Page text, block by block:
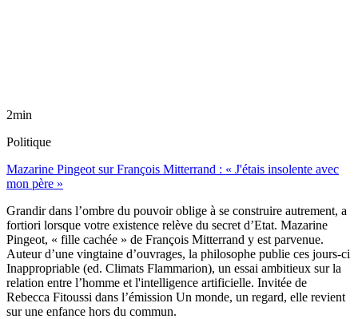
2min
Politique
Mazarine Pingeot sur François Mitterrand : « J'étais insolente avec
mon père »
Grandir dans l’ombre du pouvoir oblige à se construire autrement, a
fortiori lorsque votre existence relève du secret d’Etat. Mazarine
Pingeot, « fille cachée » de François Mitterrand y est parvenue.
Auteur d’une vingtaine d’ouvrages, la philosophe publie ces jours-ci
Inappropriable (ed. Climats Flammarion), un essai ambitieux sur la
relation entre l’homme et l'intelligence artificielle. Invitée de
Rebecca Fitoussi dans l’émission Un monde, un regard, elle revient
sur une enfance hors du commun.